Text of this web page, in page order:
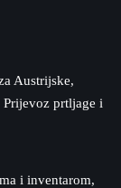
Austrijske,
Prijevoz prtljage i
i inventarom,